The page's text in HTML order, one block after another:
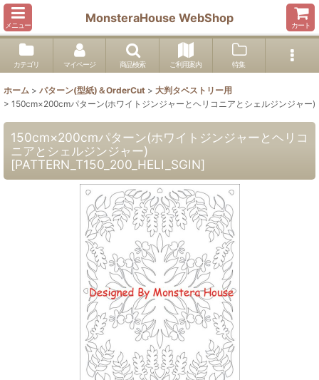
メニュー
MonsteraHouse WebShop
カート
カテゴリ マイページ 商品検索 ご利用案内 特集
ホーム > パターン(型紙)＆OrderCut > 大判タペストリー用
> 150cm×200cmパターン(ホワイトジンジャーとヘリコニアとシェルジンジャー)
150cm×200cmパターン(ホワイトジンジャーとヘリコ
ニアとシェルジンジャー)
[PATTERN_T150_200_HELI_SGIN]